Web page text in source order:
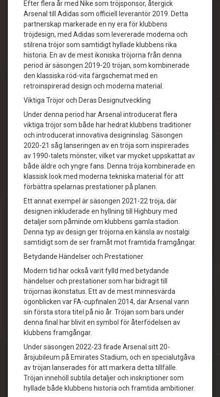
Efter flera år med Nike som tröjsponsor, återgick
Arsenal till Adidas som officiell leverantör 2019. Detta
partnerskap markerade en ny era för klubbens
tröjdesign, med Adidas som levererade moderna och
stilrena tröjor som samtidigt hyllade klubbens rika
historia. En av de mest ikoniska tröjorna från denna
period är säsongen 2019-20 tröjan, som kombinerade
den klassiska röd-vita färgschemat med en
retroinspirerad design och moderna material.
Viktiga Tröjor och Deras Designutveckling
Under denna period har Arsenal introducerat flera
viktiga tröjor som både har hedrat klubbens traditioner
och introducerat innovativa designinslag. Säsongen
2020-21 såg lanseringen av en tröja som inspirerades
av 1990-talets mönster, vilket var mycket uppskattat av
både äldre och yngre fans. Denna tröja kombinerade en
klassisk look med moderna tekniska material för att
förbättra spelarnas prestationer på planen.
Ett annat exempel är säsongen 2021-22 tröja, där
designen inkluderade en hyllning till Highbury med
detaljer som påminde om klubbens gamla stadion.
Denna typ av design ger tröjorna en känsla av nostalgi
samtidigt som de ser framåt mot framtida framgångar.
Betydande Händelser och Prestationer
Modern tid har också varit fylld med betydande
händelser och prestationer som har bidragit till
tröjornas ikonstatus. Ett av de mest minnesvärda
ögonblicken var FA-cupfinalen 2014, där Arsenal vann
sin första stora titel på nio år. Tröjan som bars under
denna final har blivit en symbol för återfödelsen av
klubbens framgångar.
Under säsongen 2022-23 firade Arsenal sitt 20-
årsjubileum på Emirates Stadium, och en specialutgåva
av tröjan lanserades för att markera detta tillfälle.
Tröjan innehöll subtila detaljer och inskriptioner som
hyllade både klubbens historia och framtida ambitioner.